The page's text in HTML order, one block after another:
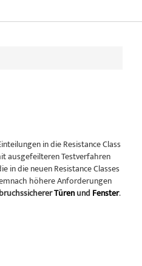
in die Resistance Class
ausgefeilteren Testverfahren
die neuen Resistance Classes
höhere Anforderungen
Türenund Fenster.